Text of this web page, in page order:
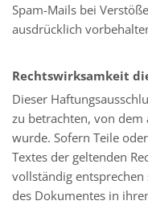
Spam-Mails bei
ausdrücklich
Rechtswirksamkeit
Dieser
zu betrachten, von dem
wurde. Sofern Teile
Textes der geltenden
vollständig
des Dokumentes in